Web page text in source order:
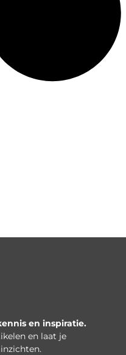
en inspiratie.
en laat je